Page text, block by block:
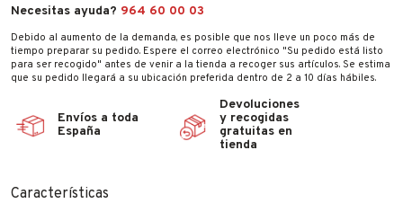
Necesitas ayuda? 964 60 00 03
Debido al aumento de la demanda, es posible que nos lleve un poco más de
tiempo preparar su pedido. Espere el correo electrónico "Su pedido está listo
para ser recogido" antes de venir a la tienda a recoger sus artículos. Se estima
que su pedido llegará a su ubicación preferida dentro de 2 a 10 días hábiles.
Envíos a toda
España
Devoluciones
y recogidas
gratuitas en
tienda
Características